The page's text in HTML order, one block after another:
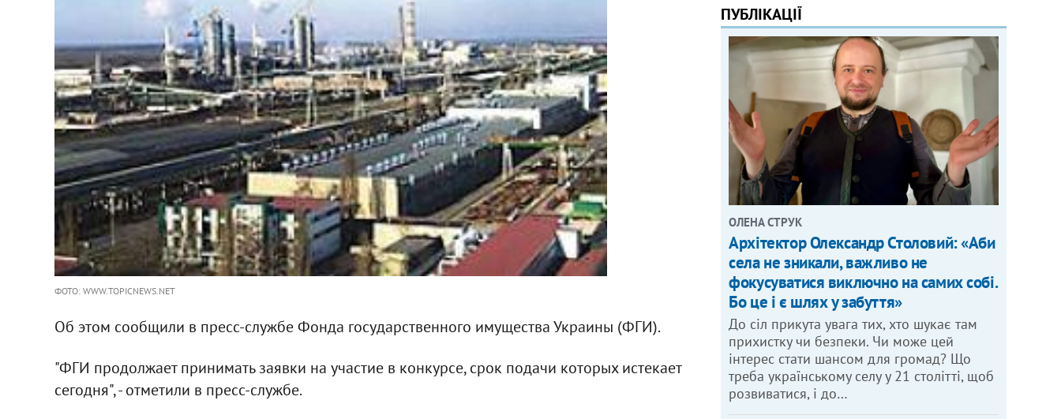
ФОТО: WWW.TOPICNEWS.NET
Об этом сообщили в пресс-службе Фонда государственного имущества Украины (ФГИ).
"ФГИ продолжает принимать заявки на участие в конкурсе, срок подачи которых истекает
сегодня", - отметили в пресс-службе.
ПУБЛІКАЦІЇ
ОЛЕНА СТРУК
Архітектор Олександр Столовий: «Аби
села не зникали, важливо не
фокусуватися виключно на самих собі.
Бо це і є шлях у забуття»
До сіл прикута увага тих, хто шукає там
прихистку чи безпеки. Чи може цей
інтерес стати шансом для громад? Що
треба українському селу у 21 столітті, щоб
розвиватися, і до…